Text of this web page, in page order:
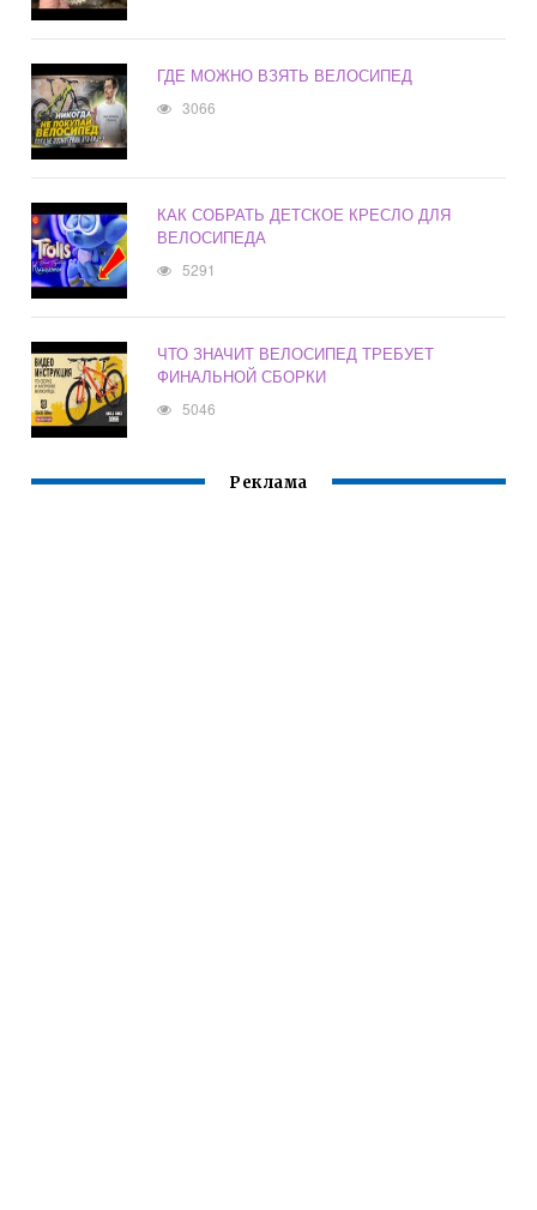
ГДЕ МОЖНО ВЗЯТЬ ВЕЛОСИПЕД
3066
КАК СОБРАТЬ ДЕТСКОЕ КРЕСЛО ДЛЯ
ВЕЛОСИПЕДА
5291
ЧТО ЗНАЧИТ ВЕЛОСИПЕД ТРЕБУЕТ
ФИНАЛЬНОЙ СБОРКИ
5046
Реклама